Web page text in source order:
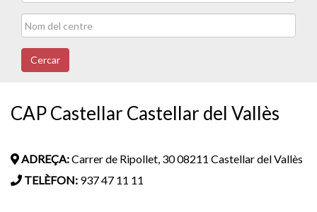
Cercar
CAP Castellar Castellar del Vallès
ADREÇA:Carrer de Ripollet, 30 08211 Castellar del Vallès
TELÈFON: 937 47 11 11